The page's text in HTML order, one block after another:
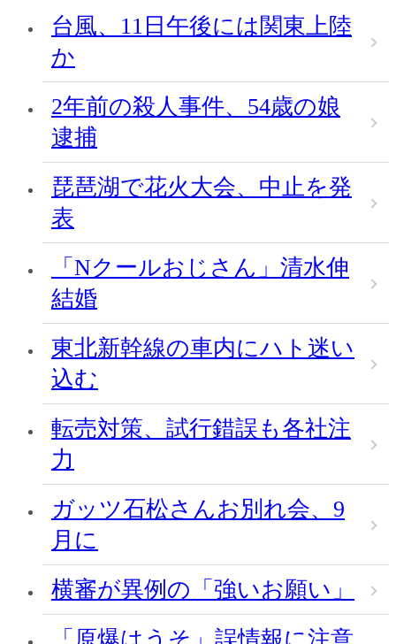
台風、11日午後には関東上陸
か
2年前の殺人事件、54歳の娘
逮捕
琵琶湖で花火大会、中止を発
表
「Nクールおじさん」清水伸
結婚
東北新幹線の車内にハト迷い
込む
転売対策、試行錯誤も各社注
力
ガッツ石松さんお別れ会、9
月に
横審が異例の「強いお願い」